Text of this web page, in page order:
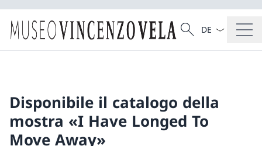
Recherche
Recherche
La langue
Disponibile il catalogo della
mostra «I Have Longed To
Move Away»